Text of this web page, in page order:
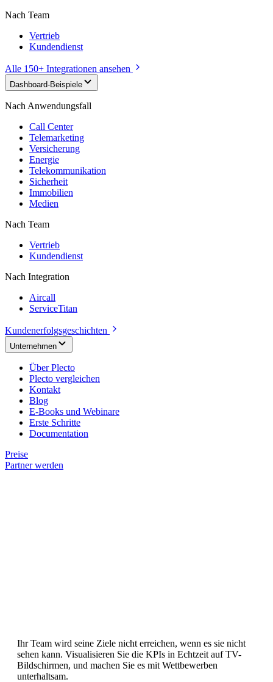
Nach Team
Vertrieb
Kundendienst
Alle 150+ Integrationen ansehen
Dashboard-Beispiele
Nach Anwendungsfall
Call Center
Telemarketing
Versicherung
Energie
Telekommunikation
Sicherheit
Immobilien
Medien
Nach Team
Vertrieb
Kundendienst
Nach Integration
Aircall
ServiceTitan
Kundenerfolgsgeschichten
Unternehmen
Über Plecto
Plecto vergleichen
Kontakt
Blog
E-Books und Webinare
Erste Schritte
Documentation
Preise
Partner werden
Ihr Team wird seine Ziele nicht erreichen, wenn es sie nicht
sehen kann. Visualisieren Sie die KPIs in Echtzeit auf TV-
Bildschirmen, und machen Sie es mit Wettbewerben
unterhaltsam.